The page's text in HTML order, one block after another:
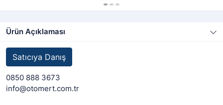
Ürün Açıklaması
Satıcıya Danış
0850 888 3673
info@otomert.com.tr